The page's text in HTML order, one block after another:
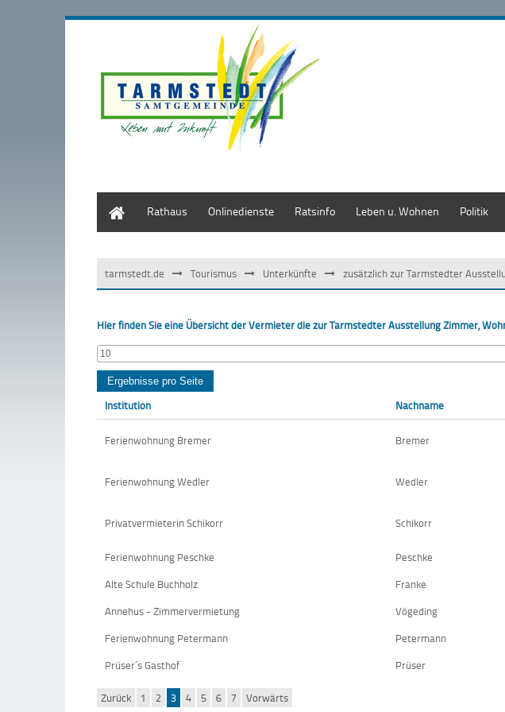
Rathaus Onlinedienste Ratsinfo Leben u. Wohnen Politik
tarmstedt.de Tourismus Unterkünfte zusätzlich zur Tarmstedter
Hier finden Sie eine Übersicht der Vermieter die zur Tarmstedter Ausstellung Zimmer,
10
Institution Nachname
Ferienwohnung Bremer Bremer
Ferienwohnung Wedler Wedler
Privatvermieterin Schikorr Schikorr
Ferienwohnung Peschke Peschke
Alte Schule Buchholz
Franke
Annehus - Zimmervermietung
Vögeding
Ferienwohnung Petermann
Petermann
Prüser´s Gasthof
Prüser
Zurück 1 2 3 4 5 6 7 Vorwärts